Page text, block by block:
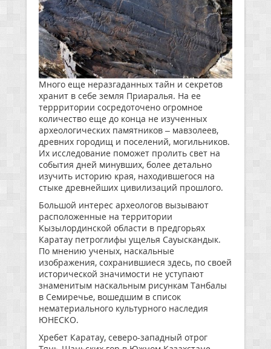
Много еще неразгаданных тайн и секретов
хранит в себе земля Приаралья. На ее
террритории сосредоточено огромное
количество еще до конца не изученных
археологических памятников – мавзолеев,
древних городищ и поселений, могильников.
Их исследование поможет пролить свет на
события дней минувших, более детально
изучить историю края, находившегося на
стыке древнейших цивилизаций прошлого.
Большой интерес археологов вызывают
расположенные на территории
Кызылординской области в предгорьях
Каратау петроглифы ущелья Сауыскандык.
По мнению ученых, наскальные
изображения, сохранившиеся здесь, по своей
исторической значимости не уступают
знаменитым наскальным рисункам Танбалы
в Семиречье, вошедшим в список
нематериального культурного наследия
ЮНЕСКО.
Хребет Каратау, северо-западный отрог